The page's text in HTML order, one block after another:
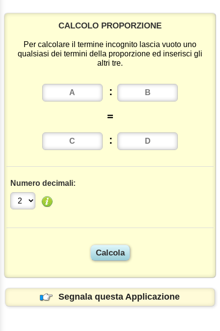
CALCOLO PROPORZIONE
Per calcolare il termine incognito lascia vuoto uno
qualsiasi dei termini della proporzione ed inserisci gli
altri tre.
:
=
:
Numero decimali:
Segnala questa Applicazione